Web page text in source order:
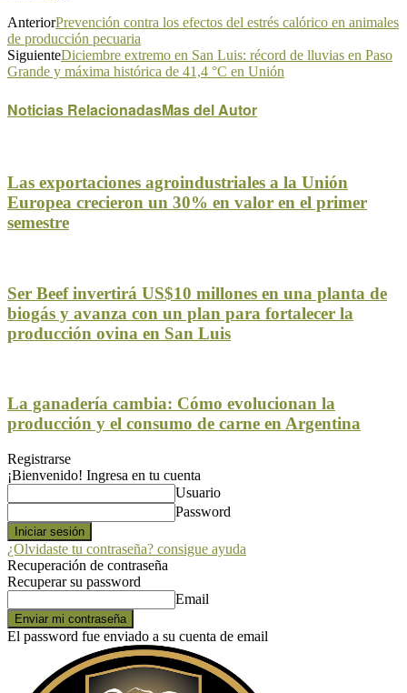
AnteriorPrevención contra los efectos del estrés calórico en animales
de producción pecuaria
SiguienteDiciembre extremo en San Luis: récord de lluvias en Paso
Grande y máxima histórica de 41,4 °C en Unión
Noticias RelacionadasMas del Autor
Las exportaciones agroindustriales a la Unión
Europea crecieron un 30% en valor en el primer
semestre
Ser Beef invertirá US$10 millones en una planta de
biogás y avanza con un plan para fortalecer la
producción ovina en San Luis
La ganadería cambia: Cómo evolucionan la
producción y el consumo de carne en Argentina
Registrarse
¡Bienvenido! Ingresa en tu cuenta
Usuario
Password
¿Olvidaste tu contraseña? consigue ayuda
Recuperación de contraseña
Recuperar su password
Email
El password fue enviado a su cuenta de email